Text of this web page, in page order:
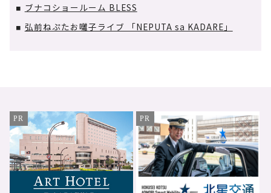
■ ブナコショールーム BLESS
■ 弘前ねぷたお囃子ライブ 「NEPUTA sa KADARE」
PR PR